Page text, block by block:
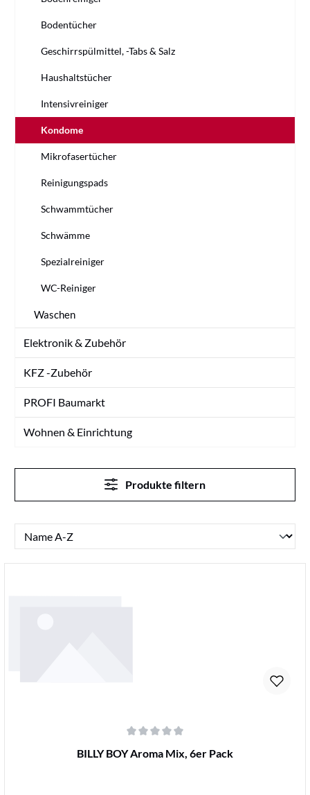
Bodentücher
Geschirrspülmittel, -Tabs & Salz
Haushaltstücher
Intensivreiniger
Kondome
Mikrofasertücher
Reinigungspads
Schwammtücher
Schwämme
Spezialreiniger
WC-Reiniger
Waschen
Elektronik & Zubehör
KFZ -Zubehör
PROFI Baumarkt
Wohnen & Einrichtung
Produkte filtern
Durchschnittliche Bewertung von 0 von 5 Sternen
BILLY BOY Aroma Mix, 6er Pack